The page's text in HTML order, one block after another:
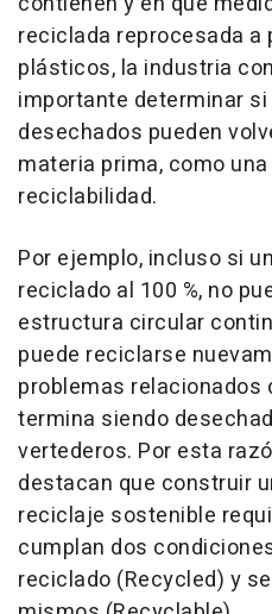
reciclada reprocesada a
plásticos, la industria
importante determinar
desechados pueden
materia prima, como
reciclabilidad.
Por ejemplo, incluso si
reciclado al 100 %, no
estructura circular
puede reciclarse
problemas relacionados
termina siendo
vertederos. Por esta
destacan que construir
reciclaje sostenible
cumplan dos
reciclado (Recycled) y